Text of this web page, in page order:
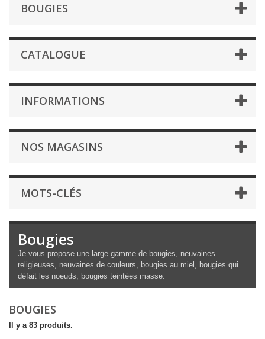
BOUGIES
CATALOGUE
INFORMATIONS
NOS MAGASINS
MOTS-CLÉS
Bougies
Je vous propose une large gamme de bougies, neuvaines
religieuses, neuvaines de couleurs, bougies au miel, bougies qui
défait les noeuds, bougies teintées masse.
BOUGIES
Il y a 83 produits.